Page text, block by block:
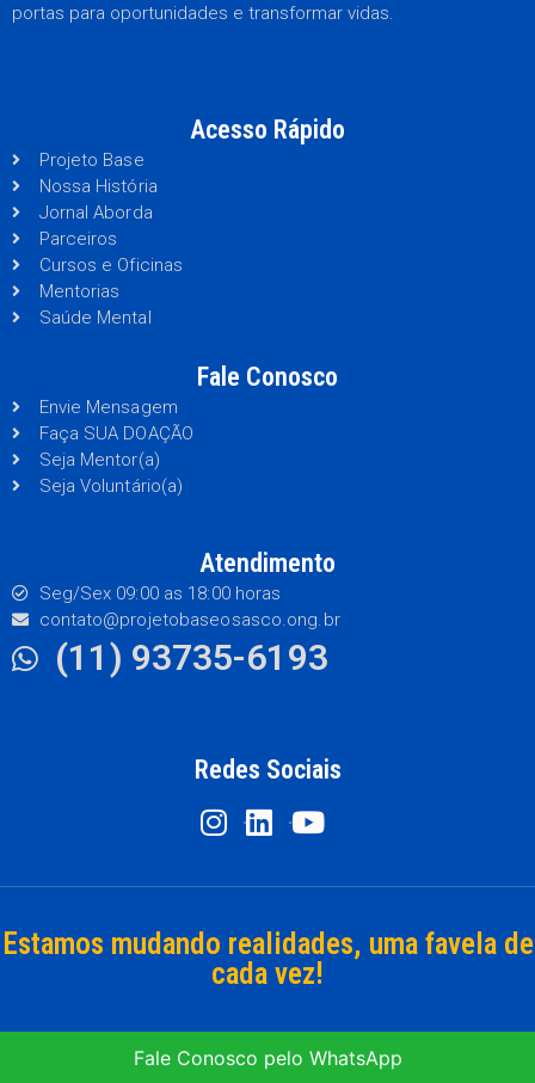
portas para oportunidades e transformar vidas.
Acesso Rápido
Projeto Base
Nossa História
Jornal Aborda
Parceiros
Cursos e Oficinas
Mentorias
Saúde Mental
Fale Conosco
Envie Mensagem
Faça SUA DOAÇÃO
Seja Mentor(a)
Seja Voluntário(a)
Atendimento
Seg/Sex 09:00 as 18:00 horas
contato@projetobaseosasco.ong.br
(11) 93735-6193
Redes Sociais
Estamos mudando realidades, uma favela de
cada vez!
Fale Conosco pelo WhatsApp